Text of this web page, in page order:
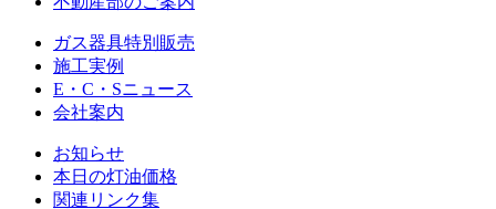
ガス器具特別販売
施工実例
E・C・Sニュース
会社案内
お知らせ
本日の灯油価格
関連リンク集